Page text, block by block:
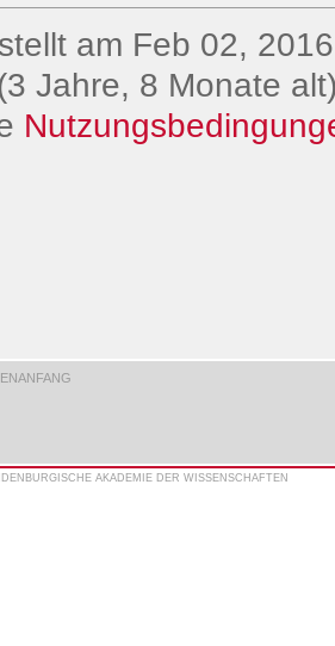
am Feb 02,
Jahre, 8 Monate
AKADEMIE DER WISSENSCHAFTEN